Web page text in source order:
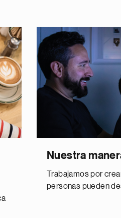
Nuestra
Trabajamos por
personas pueden